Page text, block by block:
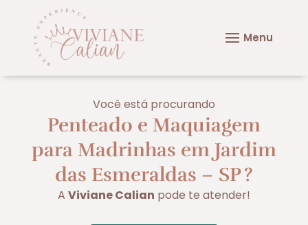
Você está procurando
Penteado e Maquiagem
para Madrinhas em Jardim
das Esmeraldas – SP?
A Viviane Calian pode te atender!